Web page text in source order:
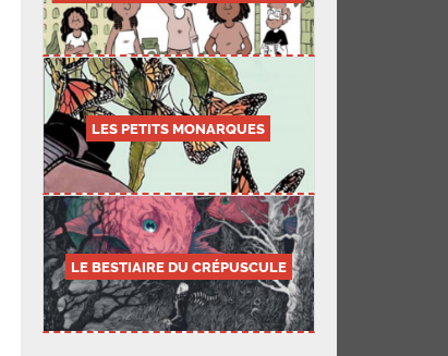
LES PETITS MONARQUES
LE BESTIAIRE DU CRÉPUSCULE